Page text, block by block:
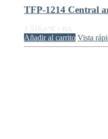
TFP-1214 Central
1.516,67€ + IVA
Añadir al carrito Vista